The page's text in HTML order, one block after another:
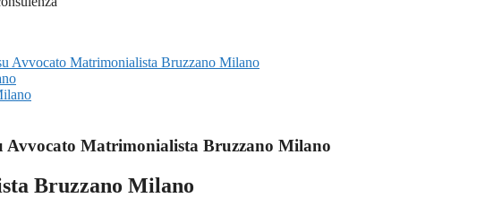
Avvocato Matrimonialista Bruzzano Milano
Avvocato Matrimonialista Bruzzano Milano
Bruzzano Milano